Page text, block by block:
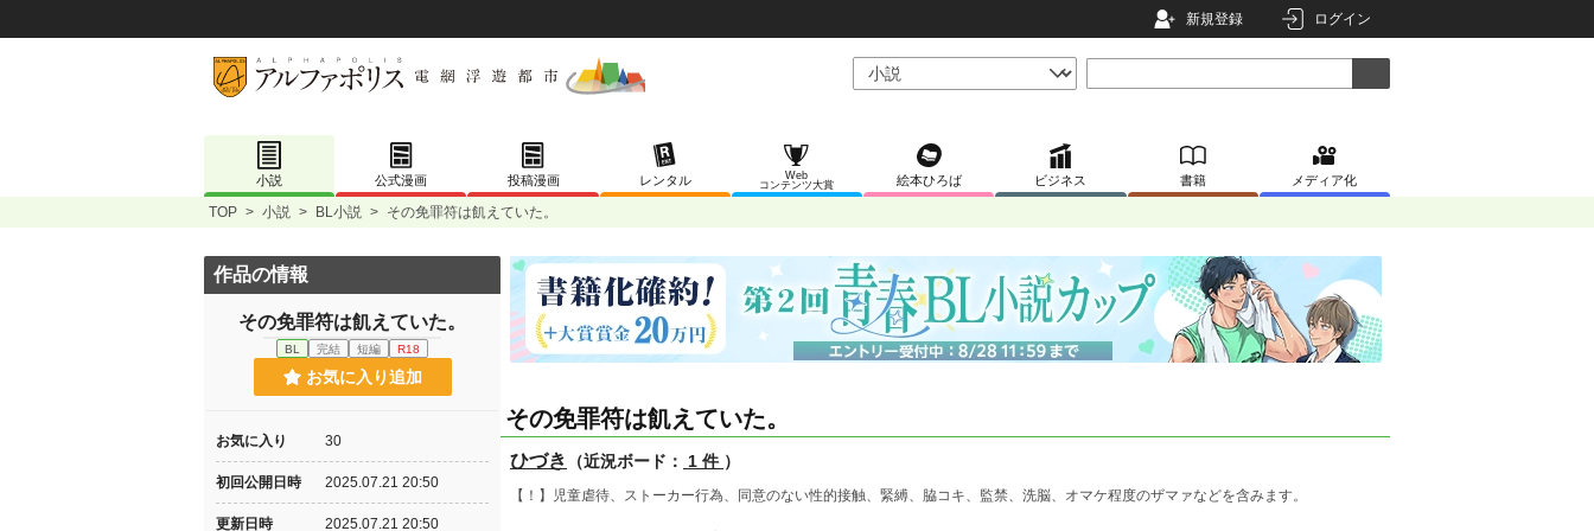
新規登録 ログイン
小説 公式漫画 投稿漫画 レンタル
Web
コンテンツ大賞
絵本ひろば ビジネス 書籍 メディア化
TOP > 小説 > BL小説 > その免罪符は飢えていた。
その免罪符は飢えていた。
ひづき （近況ボード： 1 件 ）
【！】児童虐待、ストーカー行為、同意のない性的接触、緊縛、脇コキ、監禁、洗脳、オマケ程度のザマァなどを含みます。
作品の情報
その免罪符は飢えていた。
BL 完結 短編 R18
お気に入り追加
お気に入り 30
初回公開日時 2025.07.21 20:50
更新日時 2025.07.21 20:50